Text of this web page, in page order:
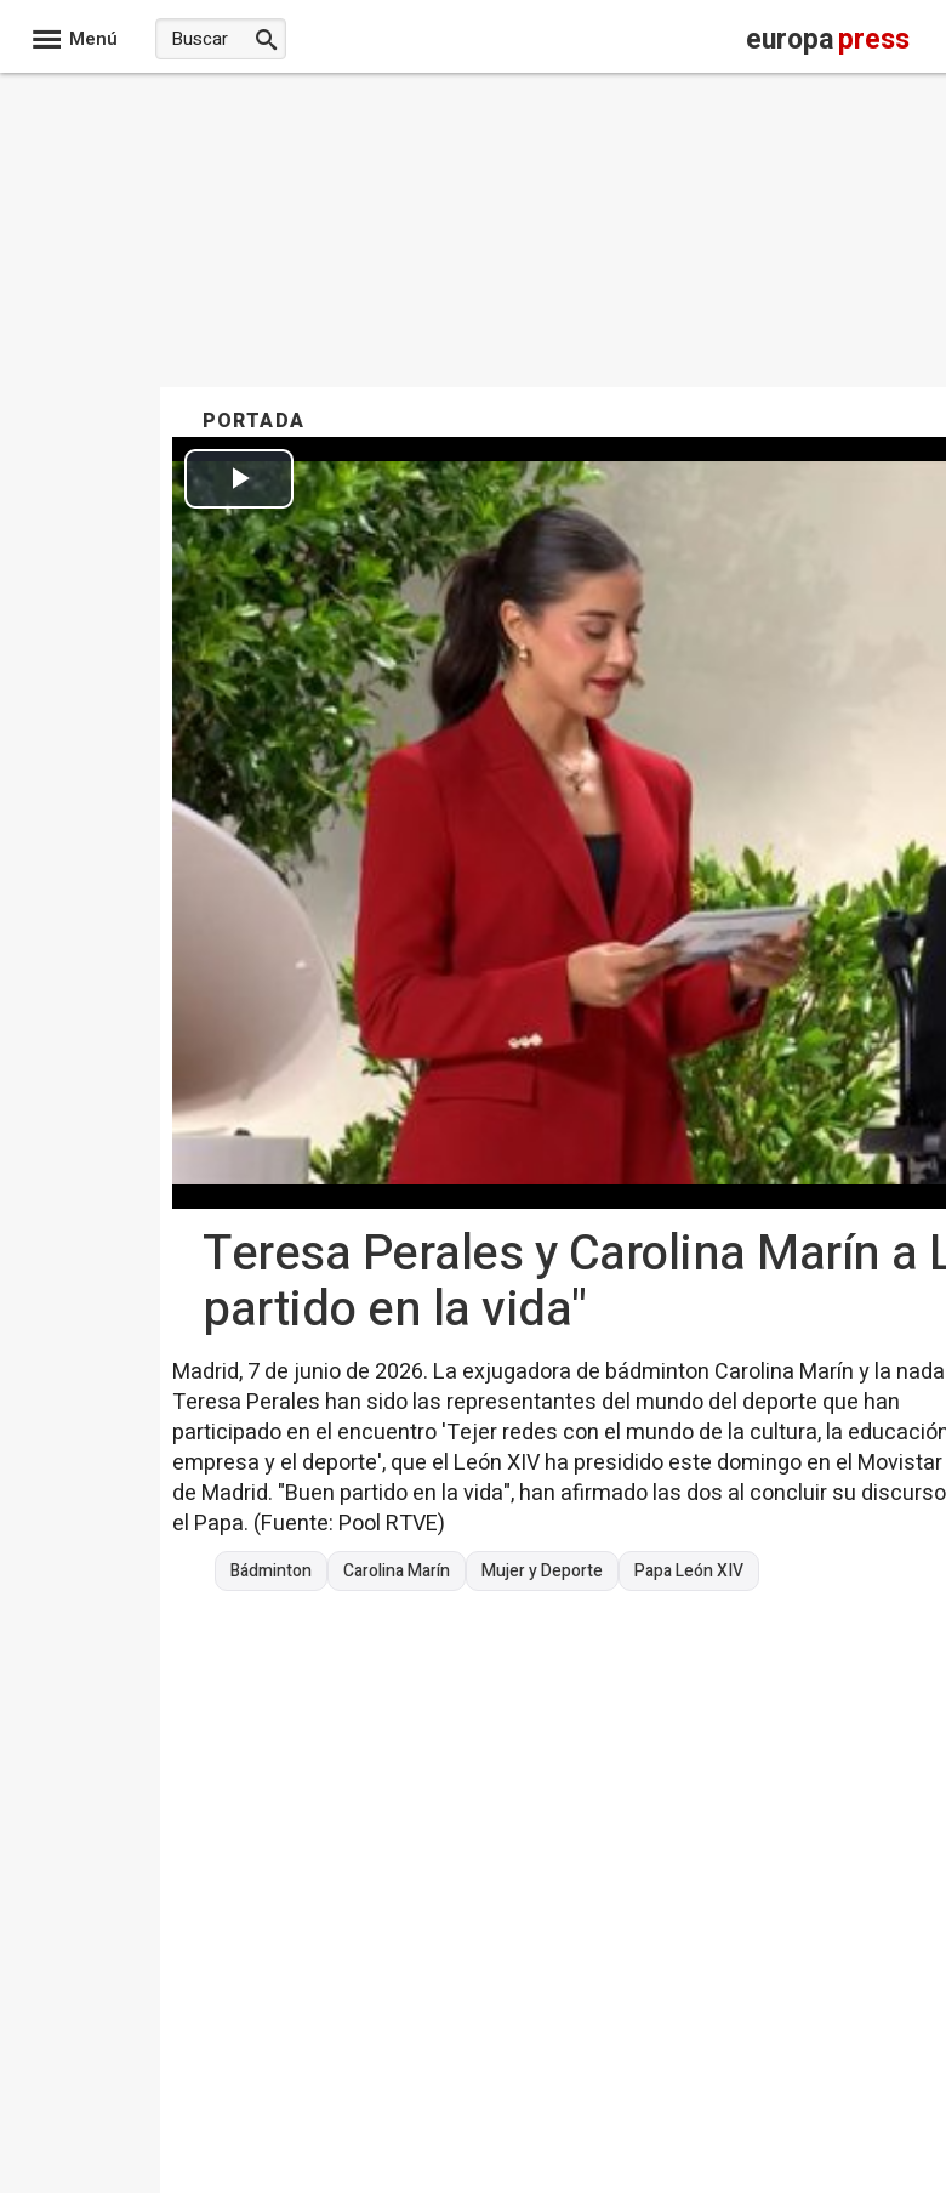
Menú europapress
PORTADA
Teresa Perales y Carolina Marín a
partido en la vida"
Madrid, 7 de junio de 2026. La exjugadora de bádminton Carolina Marín y la
Teresa Perales han sido las representantes del mundo del deporte que han
participado en el encuentro 'Tejer redes con el mundo de la cultura, la
empresa y el deporte', que el León XIV ha presidido este domingo en el
de Madrid. "Buen partido en la vida", han afirmado las dos al concluir su
el Papa. (Fuente: Pool RTVE)
Bádminton Carolina Marín Mujer y Deporte Papa León XIV